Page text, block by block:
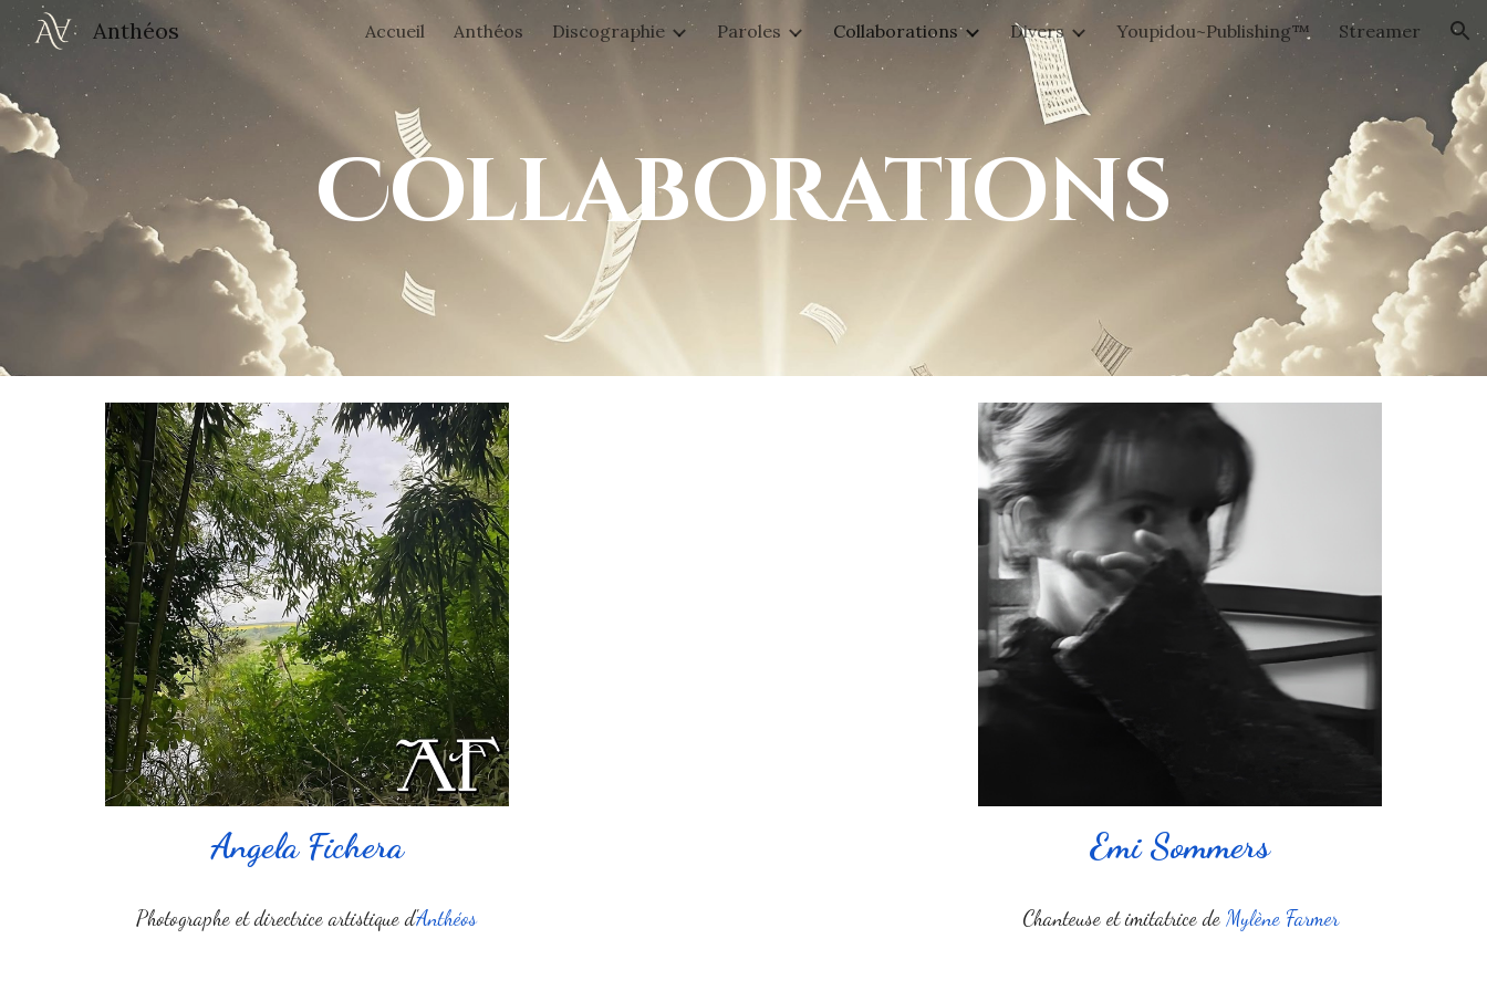
Skip to main content Skip to navigation
Anthéos Accueil Anthéos Discographie Paroles Collaborations Divers Youpidou~Publishing™ Streamer
Collaborations
Angela Fichera
Photographe et directrice artistique d'Anthéos
Emi Sommers
Chanteuse et imitatrice de Mylène Farmer